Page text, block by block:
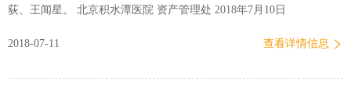
荻、王闻星。 北京积水潭医院 资产管理处 2018年7月10日
2018-07-11 查看详情信息